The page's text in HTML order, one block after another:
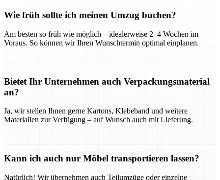
Wie früh sollte ich meinen Umzug buchen?
Am besten so früh wie möglich – idealerweise 2–4 Wochen im
Voraus. So können wir Ihren Wunschtermin optimal einplanen.
Bietet Ihr Unternehmen auch Verpackungsmaterial
an?
Ja, wir stellen Ihnen gerne Kartons, Klebeband und weitere
Materialien zur Verfügung – auf Wunsch auch mit Lieferung.
Kann ich auch nur Möbel transportieren lassen?
Natürlich! Wir übernehmen auch Teilumzüge oder einzelne